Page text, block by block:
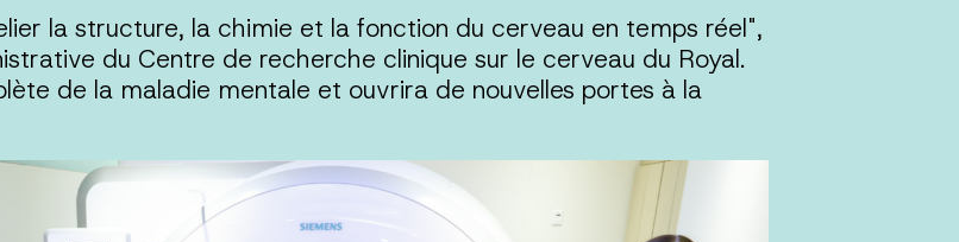
la structure, la chimie et la fonction du cerveau en temps réel",
du Centre de recherche clinique sur le cerveau du Royal.
de la maladie mentale et ouvrira de nouvelles portes à la